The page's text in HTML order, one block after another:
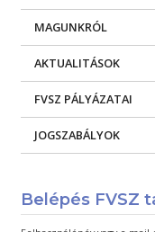
MAGUNKRÓL
AKTUALITÁSOK
FVSZ PÁLYÁZATAI
JOGSZABÁLYOK
Belépés FVSZ